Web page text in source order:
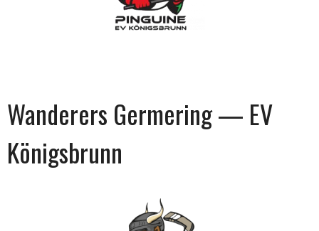
Wanderers Germering — EV
Königsbrunn